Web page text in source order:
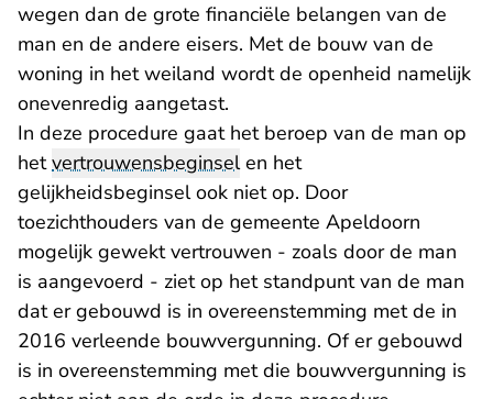
wegen dan de grote financiële belangen van de
man en de andere eisers. Met de bouw van de
woning in het weiland wordt de openheid namelijk
onevenredig aangetast.
In deze procedure gaat het beroep van de man op
hetvertrouwensbeginselen het
gelijkheidsbeginsel ook niet op. Door
toezichthouders van de gemeente Apeldoorn
mogelijk gewekt vertrouwen - zoals door de man
is aangevoerd - ziet op het standpunt van de man
dat er gebouwd is in overeenstemming met de in
2016 verleende bouwvergunning. Of er gebouwd
is in overeenstemming met die bouwvergunning is